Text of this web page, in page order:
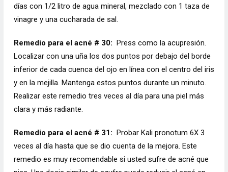
días con 1/2 litro de agua mineral, mezclado con 1 taza de
vinagre y una cucharada de sal.
Remedio para el acné # 30: Press como la acupresión.
Localizar con una uña los dos puntos por debajo del borde
inferior de cada cuenca del ojo en línea con el centro del iris
y en la mejilla. Mantenga estos puntos durante un minuto.
Realizar este remedio tres veces al día para una piel más
clara y más radiante.
Remedio para el acné # 31: Probar Kali pronotum 6X 3
veces al día hasta que se dio cuenta de la mejora. Este
remedio es muy recomendable si usted sufre de acné que